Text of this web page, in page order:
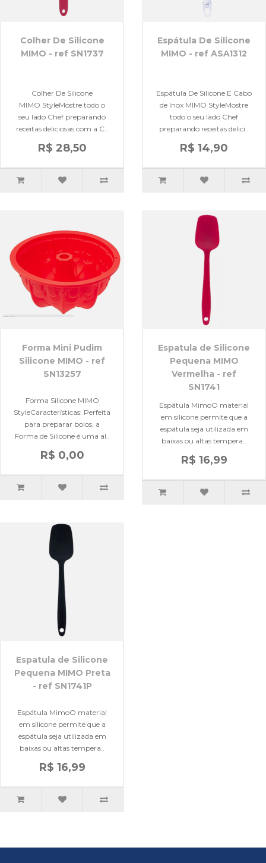
Colher De Silicone
MIMO - ref SN1737
Colher De Silicone
MIMO StyleMostre todo o
seu lado Chef preparando
receitas deliciosas com a C..
R$ 28,50
Espátula De Silicone
MIMO - ref ASA1312
Espátula De Silicone E Cabo
de Inox MIMO StyleMostre
todo o seu lado Chef
preparando receitas delici..
R$ 14,90
Forma Mini Pudim
Silicone MIMO - ref
SN13257
Forma Silicone MIMO
StyleCaracterísticas: Perfeita
para preparar bolos, a
Forma de Silicone é uma al..
R$ 0,00
Espatula de Silicone
Pequena MIMO
Vermelha - ref
SN1741
Espátula MimoO material
em silicone permite que a
espátula seja utilizada em
baixas ou altas tempera..
R$ 16,99
Espatula de Silicone
Pequena MIMO Preta
- ref SN1741P
Espátula MimoO material
em silicone permite que a
espátula seja utilizada em
baixas ou altas tempera..
R$ 16,99